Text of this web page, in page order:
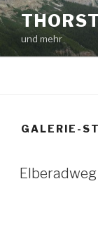
Zum
Inhalt
springenund mehr
GALERIE-